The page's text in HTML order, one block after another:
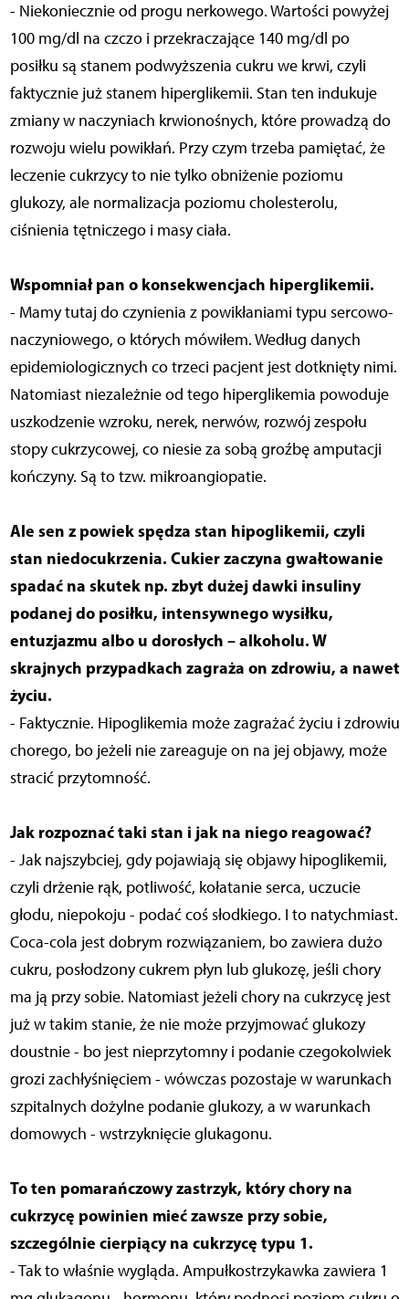
- Niekoniecznie od progu nerkowego. Wartości powyżej
100 mg/dl na czczo i przekraczające 140 mg/dl po
posiłku są stanem podwyższenia cukru we krwi, czyli
faktycznie już stanem hiperglikemii. Stan ten indukuje
zmiany w naczyniach krwionośnych, które prowadzą do
rozwoju wielu powikłań. Przy czym trzeba pamiętać, że
leczenie cukrzycy to nie tylko obniżenie poziomu
glukozy, ale normalizacja poziomu cholesterolu,
ciśnienia tętniczego i masy ciała.
Wspomniał pan o konsekwencjach hiperglikemii.
- Mamy tutaj do czynienia z powikłaniami typu sercowo-
naczyniowego, o których mówiłem. Według danych
epidemiologicznych co trzeci pacjent jest dotknięty nimi.
Natomiast niezależnie od tego hiperglikemia powoduje
uszkodzenie wzroku, nerek, nerwów, rozwój zespołu
stopy cukrzycowej, co niesie za sobą groźbę amputacji
kończyny. Są to tzw. mikroangiopatie.
Ale sen z powiek spędza stan hipoglikemii, czyli
stan niedocukrzenia. Cukier zaczyna gwałtowanie
spadać na skutek np. zbyt dużej dawki insuliny
podanej do posiłku, intensywnego wysiłku,
entuzjazmu albo u dorosłych – alkoholu. W
skrajnych przypadkach zagraża on zdrowiu, a nawet
życiu.
- Faktycznie. Hipoglikemia może zagrażać życiu i zdrowiu
chorego, bo jeżeli nie zareaguje on na jej objawy, może
stracić przytomność.
Jak rozpoznać taki stan i jak na niego reagować?
- Jak najszybciej, gdy pojawiają się objawy hipoglikemii,
czyli drżenie rąk, potliwość, kołatanie serca, uczucie
głodu, niepokoju - podać coś słodkiego. I to natychmiast.
Coca-cola jest dobrym rozwiązaniem, bo zawiera dużo
cukru, posłodzony cukrem płyn lub glukozę, jeśli chory
ma ją przy sobie. Natomiast jeżeli chory na cukrzycę jest
już w takim stanie, że nie może przyjmować glukozy
doustnie - bo jest nieprzytomny i podanie czegokolwiek
grozi zachłyśnięciem - wówczas pozostaje w warunkach
szpitalnych dożylne podanie glukozy, a w warunkach
domowych - wstrzyknięcie glukagonu.
To ten pomarańczowy zastrzyk, który chory na
cukrzycę powinien mieć zawsze przy sobie,
szczególnie cierpiący na cukrzycę typu 1.
- Tak to właśnie wygląda. Ampułkostrzykawka zawiera 1